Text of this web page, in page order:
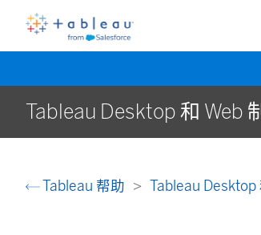
Tableau Desktop 和 Web
Tableau 帮助 Tableau Desktop